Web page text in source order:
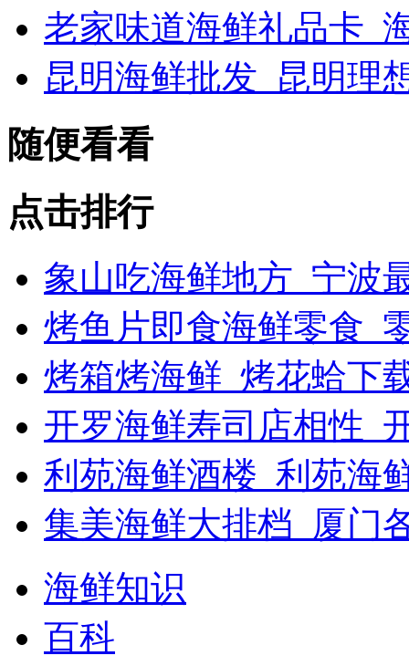
老家味道海鲜礼品卡_
昆明海鲜批发_昆明理
随便看看
点击排行
象山吃海鲜地方_宁波
烤鱼片即食海鲜零食_
烤箱烤海鲜_烤花蛤下
开罗海鲜寿司店相性_
利苑海鲜酒楼_利苑海
集美海鲜大排档_厦门
海鲜知识
百科